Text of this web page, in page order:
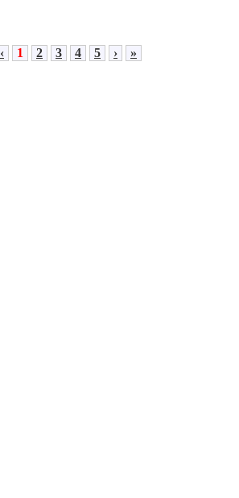
‹ 1 2 3 4 5 › »